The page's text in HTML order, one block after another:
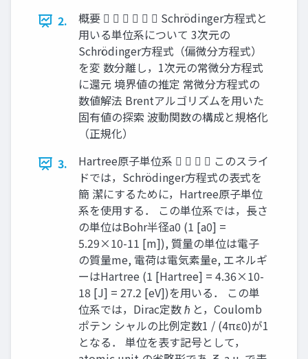
2.
概要       Schrödinger方程式と
用いる単位系について 3次元の
Schrödinger方程式（偏微分方程式）
を変 数分離し，1次元の常微分方程式
に還元 境界値の推定 常微分方程式の
数値解法 Brentアルゴリズムを用いた
固有値の探索 波動関数の構成と規格化
（正規化）
3.
Hartree原子単位系     このスライ
ドでは，Schrödinger方程式の表式を
簡 潔にするために，Hartree原子単位
系を使用する． この単位系では，長さ
の単位はBohr半径a0 (1 [a0] =
5.29×10-11 [m]), 質量の単位は電子
の質量me, 電荷は電気素量e, エネルギ
ーはHartree (1 [Hartree] = 4.36×10-
18 [J] = 27.2 [eV])を用いる． この単
位系では，Dirac定数ℏと，Coulomb
ポテン シャルの比例定数1 / (4πε0)が1
となる． 単位を表す記号として，